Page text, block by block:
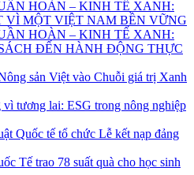
HOÀN – KINH TẾ XANH:
MỘT VIỆT NAM BỀN VỮNG
HOÀN – KINH TẾ XANH:
ĐẾN HÀNH ĐỘNG THỰC
sản Việt vào Chuỗi giá trị Xanh
tương lai: ESG trong nông nghiệp
Quốc tế tổ chức Lễ kết nạp đảng
Tế trao 78 suất quà cho học sinh